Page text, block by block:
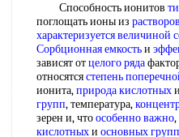
Способность ионитов
поглощать ионы из
характеризуется величиной
Сорбционная емкостьи
зависят отцелого ряда
относятсястепень
ионита,природа кислотных
групп, температура,
зерен и, чтоособенно важно,
кислотныхи основных групп